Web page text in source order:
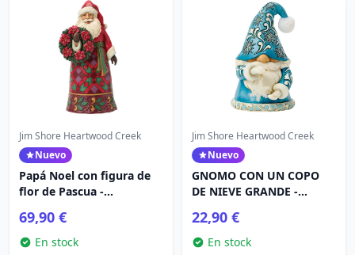
Jim Shore Heartwood Creek
Nuevo
Papá Noel con figura de
flor de Pascua -
69,90 €
En stock
Jim Shore Heartwood Creek
Nuevo
GNOMO CON UN COPO
DE NIEVE GRANDE -
22,90 €
En stock